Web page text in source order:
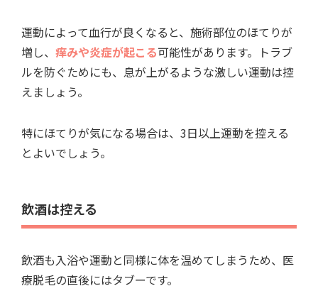
運動によって血行が良くなると、施術部位のほてりが
増し、 痒みや炎症が起こる可能性があります。トラブ
ルを防ぐためにも、息が上がるような激しい運動は控
えましょう。
特にほてりが気になる場合は、3日以上運動を控える
とよいでしょう。
飲酒は控える
飲酒も入浴や運動と同様に体を温めてしまうため、医
療脱毛の直後にはタブーです。